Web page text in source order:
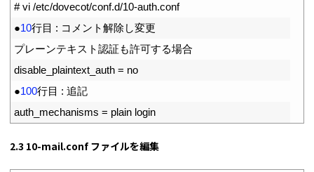
# vi /etc/dovecot/conf.d/10-auth.conf
●10行目 : コメント解除し変更
プレーンテキスト認証も許可する場合
disable_plaintext_auth = no
●100行目 : 追記
auth_mechanisms = plain login
2.3 10-mail.conf ファイルを編集